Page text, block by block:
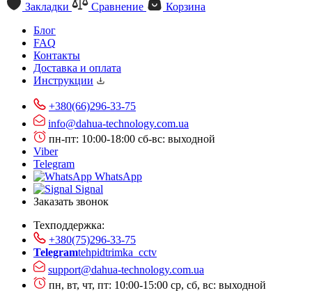
Закладки
Сравнение
Корзина
Блог
FAQ
Контакты
Доставка и оплата
Инструкции
+380(66)296-33-75
info@dahua-technology.com.ua
пн-пт: 10:00-18:00 сб-вс: выходной
Viber
Telegram
WhatsApp
Signal
Заказать звонок
Техподдержка:
+380(75)296-33-75
Telegramtehpidtrimka_cctv
support@dahua-technology.com.ua
пн, вт, чт, пт: 10:00-15:00 ср, сб, вс: выходной